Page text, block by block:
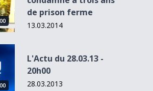
00:00:00
de prison ferme
13.03.2014
- 20h00
L'Actu du 28.03.13 -
20h00
28.03.2013